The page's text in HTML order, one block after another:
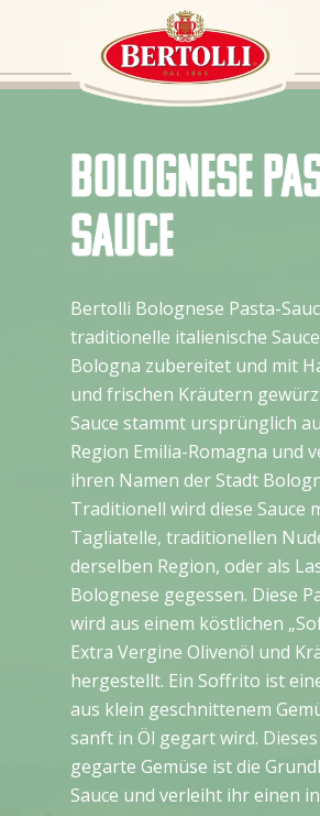
Bolognese
Sauce
Bertolli Bolognese Pasta-
traditionelle italienische
Bologna zubereitet und mit
und frischen Kräutern
Sauce stammt ursprünglich
Region Emilia-Romagna und
ihren Namen der Stadt
Traditionell wird diese Sauce
Tagliatelle, traditionellen
derselben Region, oder als
Bolognese gegessen. Diese
wird aus einem köstlichen
Extra Vergine Olivenöl und
hergestellt. Ein Soffrito ist
aus klein geschnittenem
sanft in Öl gegart wird.
gegarte Gemüse ist die
Sauce und verleiht ihr einen